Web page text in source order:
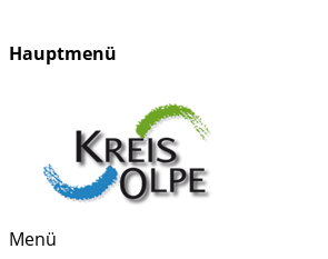
Hauptmenü
Menü